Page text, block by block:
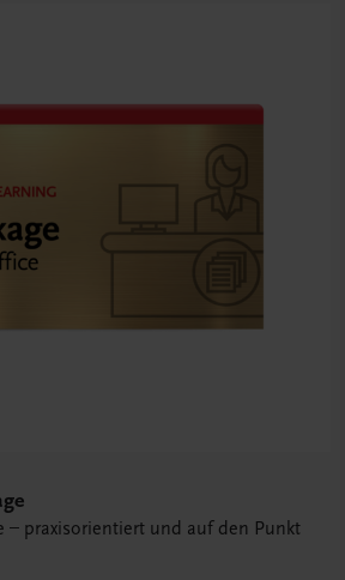
– praxisorientiert und auf den Punkt